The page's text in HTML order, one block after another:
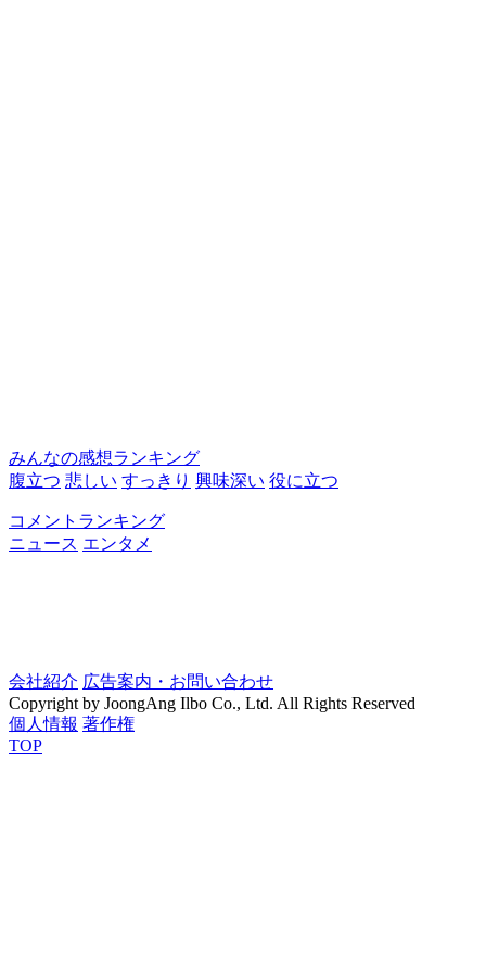
みんなの感想ランキング
腹立つ 悲しい すっきり 興味深い 役に立つ
コメントランキング
ニュース エンタメ
会社紹介 広告案内・お問い合わせ
Copyright by JoongAng Ilbo Co., Ltd. All Rights Reserved
個人情報 著作権
TOP